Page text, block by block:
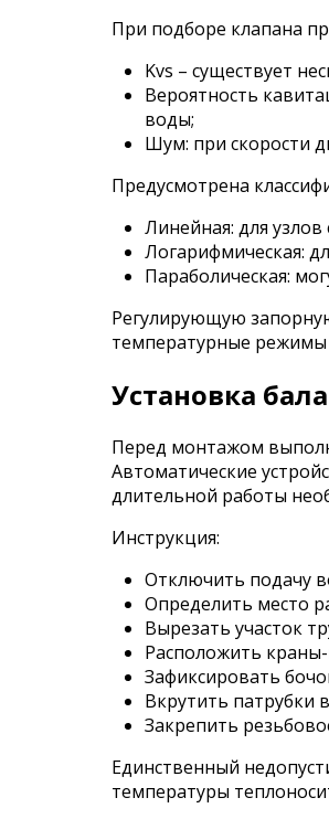
При подборе клапана
Kvs – существует
Вероятность
воды;
Шум: при скорости
Предусмотрена
Линейная: для
Логарифмическая:
Параболическая:
Регулирующую
температурные режимы
Установка
Перед монтажом
Автоматические
длительной работы
Инструкция:
Отключить подачу
Определить место
Вырезать участок
Расположить
Зафиксировать
Вкрутить патрубки
Закрепить
Единственный
температуры